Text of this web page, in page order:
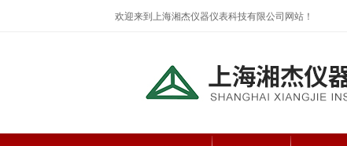
欢迎来到上海湘杰仪器仪表科技有限公司网站！